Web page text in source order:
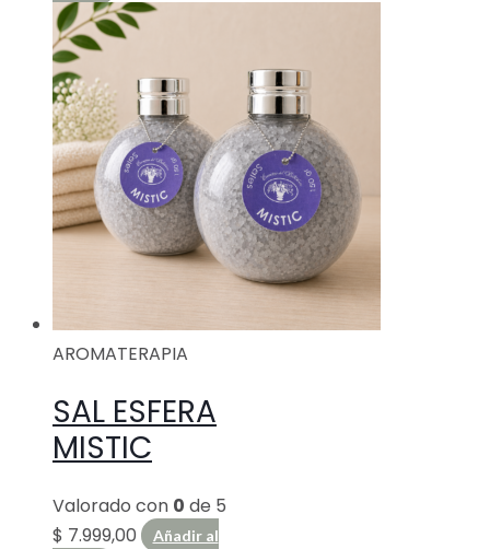
AROMATERAPIA
SAL ESFERA
MISTIC
Valorado con 0 de 5
$ 7.999,00
Añadir al